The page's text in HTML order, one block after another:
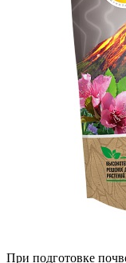
При подготовке